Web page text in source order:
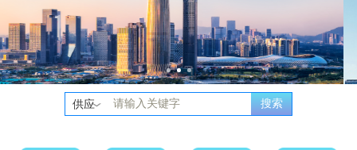
供应 搜索